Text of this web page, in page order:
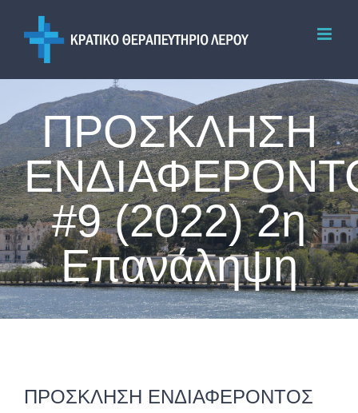
content
ΠΡΟΣΚΛΗΣΗ
#9 (2022) 2η
Επανάληψη
ΠΡΟΣΚΛΗΣΗ ΕΝΔΙΑΦΕΡΟΝΤΟΣ